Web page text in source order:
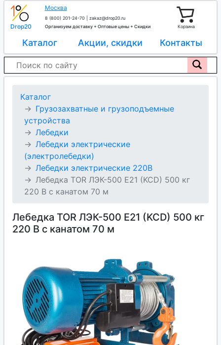
Drop20
Москва
8 (800) 201-24-70
zakaz@drop20.ru
Организуем доставку + Оптовые цены + Скидки
Корзина
Каталог Акции, скидки Контакты
Каталог
Грузозахватные и грузоподъемные
устройства
Лебедки
Лебедки электрические
(электролебедки)
Лебедки электрические 220В
Лебедка TOR ЛЭК-500 E21 (KCD) 500 кг
220 В с канатом 70 м
Лебедка TOR ЛЭК-500 E21 (KCD) 500 кг
220 В с канатом 70 м